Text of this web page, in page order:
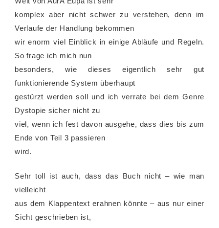
komplex aber nicht schwer zu verstehen, denn im
Verlaufe der Handlung bekommen
wir enorm viel Einblick in einige Abläufe und Regeln.
So frage ich mich nun
besonders, wie dieses eigentlich sehr gut
funktionierende System überhaupt
gestürzt werden soll und ich verrate bei dem Genre
Dystopie sicher nicht zu
viel, wenn ich fest davon ausgehe, dass dies bis zum
Ende von Teil 3 passieren
wird.
Sehr toll ist auch, dass das Buch nicht – wie man
vielleicht
aus dem Klappentext erahnen könnte – aus nur einer
Sicht geschrieben ist,